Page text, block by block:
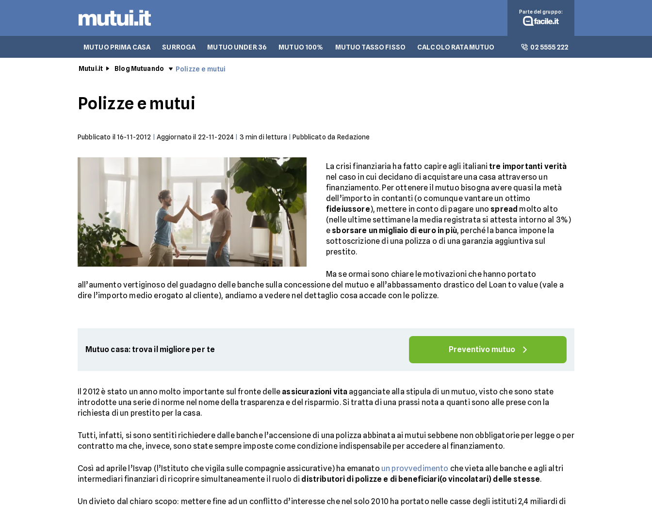
MUTUO PRIMA CASA SURROGA MUTUO UNDER 36 MUTUO 100% MUTUO TASSO FISSO CALCOLO RATA MUTUO 02 5555 222
Parte del gruppo:
Mutui.it Blog Mutuando Polizze e mutui
Polizze e mutui
Pubblicato il 16-11-2012 Aggiornato il 22-11-2024 3 min di lettura |Pubblicato da Redazione
La crisi finanziaria ha fatto capire agli italiani tre importanti verità
nel caso in cui decidano di acquistare una casa attraverso un
finanziamento. Per ottenere il mutuo bisogna avere quasi la metà
dell’importo in contanti (o comunque vantare un ottimo
fideiussore), mettere in conto di pagare uno spread molto alto
(nelle ultime settimane la media registrata si attesta intorno al 3%)
e sborsare un migliaio di euro in più, perché la banca impone la
sottoscrizione di una polizza o di una garanzia aggiuntiva sul
prestito.
Ma se ormai sono chiare le motivazioni che hanno portato
all’aumento vertiginoso del guadagno delle banche sulla concessione del mutuo e all’abbassamento drastico del Loan to value (vale a
dire l’importo medio erogato al cliente), andiamo a vedere nel dettaglio cosa accade con le polizze.
Mutuo casa: trova il migliore per te Preventivo mutuo
Il 2012 è stato un anno molto importante sul fronte delle assicurazioni vita agganciate alla stipula di un mutuo, visto che sono state
introdotte una serie di norme nel nome della trasparenza e del risparmio. Si tratta di una prassi nota a quanti sono alle prese con la
richiesta di un prestito per la casa.
Tutti, infatti, si sono sentiti richiedere dalle banche l’accensione di una polizza abbinata ai mutui sebbene non obbligatorie per legge o per
contratto ma che, invece, sono state sempre imposte come condizione indispensabile per accedere al finanziamento.
Così ad aprile l’Isvap (l’Istituto che vigila sulle compagnie assicurative) ha emanato un provvedimento che vieta alle banche e agli altri
intermediari finanziari di ricoprire simultaneamente il ruolo di distributori di polizze e di beneficiari(o vincolatari) delle stesse.
Un divieto dal chiaro scopo: mettere fine ad un conflitto d’interesse che nel solo 2010 ha portato nelle casse degli istituti 2,4 miliardi di